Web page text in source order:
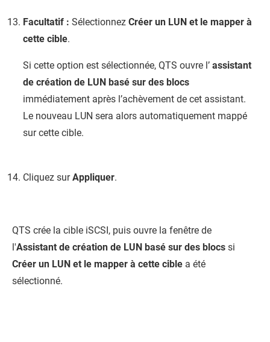
Facultatif : Sélectionnez Créer un LUN et le mapper à
cette cible.
Si cette option est sélectionnée, QTS ouvre l’ assistant
de création de LUN basé sur des blocs
immédiatement après l’achèvement de cet assistant.
Le nouveau LUN sera alors automatiquement mappé
sur cette cible.
Cliquez surAppliquer.
QTS crée la cible iSCSI, puis ouvre la fenêtre de
l'Assistant de création de LUN basé sur des blocs si
Créer un LUN et le mapper à cette cible a été
sélectionné.